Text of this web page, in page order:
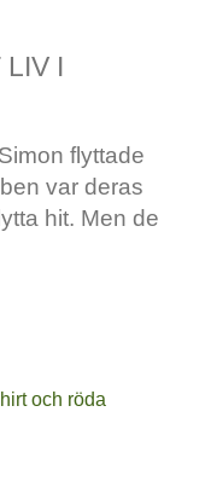
LIV I
flyttade
var deras
hit. Men de